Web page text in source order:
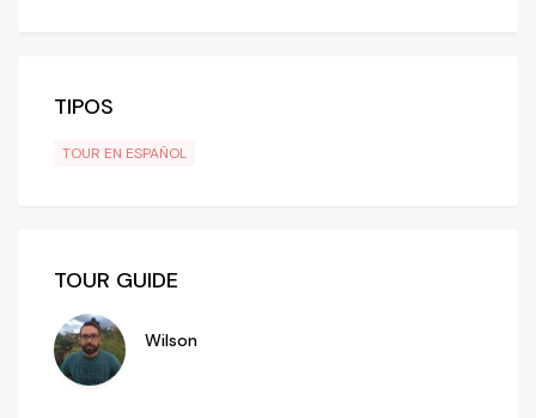
TIPOS
TOUR EN ESPAÑOL
TOUR GUIDE
Wilson